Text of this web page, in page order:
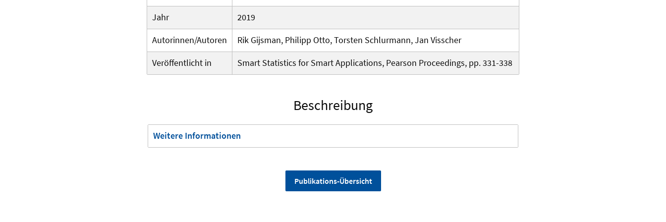
Jahr
2019
Autorinnen/Autoren
Rik Gijsman, Philipp Otto, Torsten Schlurmann, Jan Visscher
Veröffentlicht in
Smart Statistics for Smart Applications, Pearson Proceedings, pp. 331-338
Beschreibung
Weitere Informationen
Publikations-Übersicht